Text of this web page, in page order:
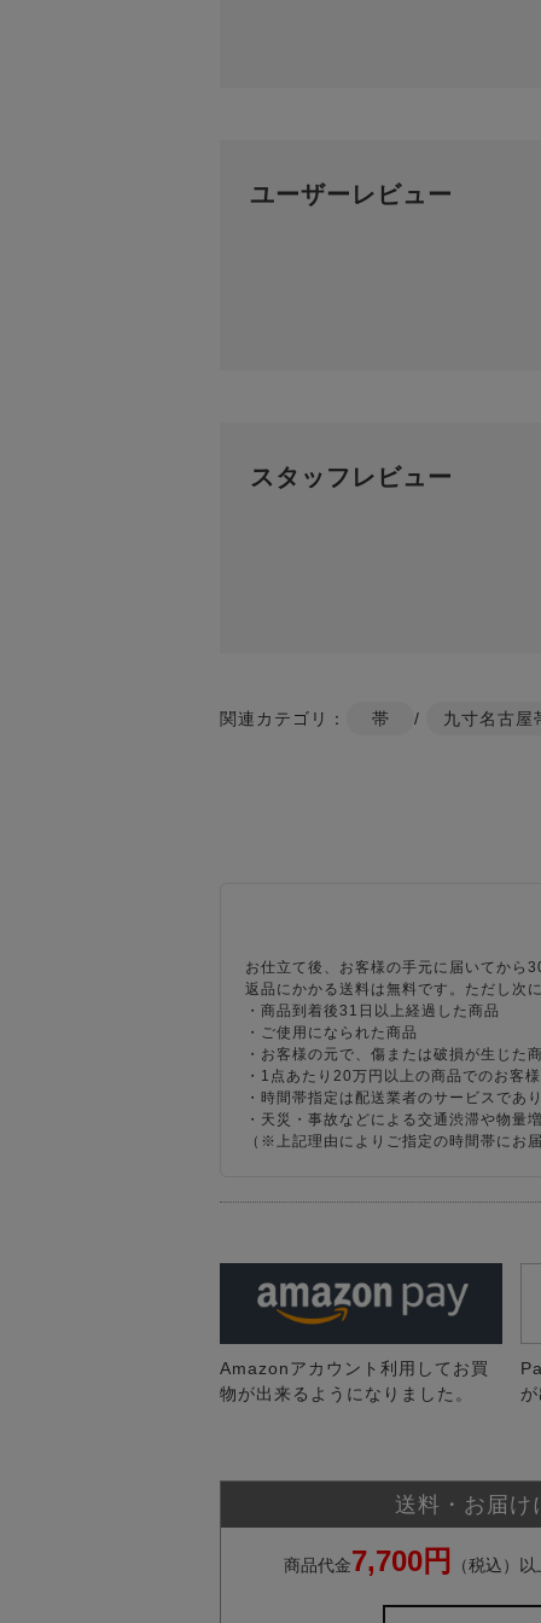
ユーザーレビュー
スタッフレビュー
関連カテゴリ： 帯 / 九寸名古屋
お仕立て後、お客様の手元に届いてから
返品にかかる送料は無料です。ただし次
・商品到着後31日以上経過した商品
・ご使用になられた商品
・お客様の元で、傷または破損が生じた
・1点あたり20万円以上の商品でのお客
・時間帯指定は配送業者のサービスで
・天災・事故などによる交通渋滞や物
（※上記理由によりご指定の時間帯にお
Amazonアカウント利用してお買
物が出来るようになりました。
送料・お届け
商品代金7,700円 （税込）